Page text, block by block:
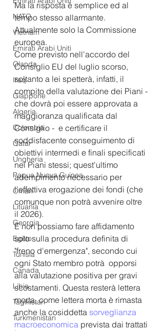
NATO
Vietnam
Emirati Arabi Uniti
Olanda
Iraq
Giappone
Algeria
Colombia
Qatar
Ungheria
Papua Nuova Guinea
Oman
Lituania
Georgia
Egitto
Tunisia
Canada
Libia
Tagikistan
Turkmenistan
Ma la risposta è semplice ed al
tempo stesso allarmante.
Attualmente solo la Commissione
europea.
Come previsto nell'accordo del
Consiglio EU del luglio scorso,
soltanto a lei spetterà, infatti, il
compito della valutazione dei Piani -
che dovrà poi essere approvata a
maggioranza qualificata dal
Consiglio -  e certificare il
soddisfacente conseguimento di
obiettivi intermedi e finali specificati
nei Piani stessi; quest'ultimo
adempimento necessario per
l’effettiva erogazione dei fondi (che
comunque non potrà avvenire oltre
il 2026).
E non possiamo fare affidamento
solo sulla procedura definita di
"freno d'emergenza", secondo cui
ogni Stato membro potrà  opporsi
alla valutazione positiva per gravi
scostamenti. Questa resterà lettera
morta, come lettera morta è rimasta
anche la cosiddetta sorveglianza
macroeconomica prevista dai trattati